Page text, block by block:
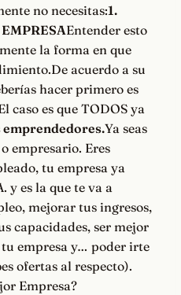
no necesitas:1.
Entender esto
la forma en que
acuerdo a su
hacer primero es
caso es que TODOS ya
emprendedores.Ya seas
empresario. Eres
tu empresa ya
y es la que te va a
mejorar tus ingresos,
capacidades, ser mejor
empresa y… poder irte
ofertas al respecto).
Empresa?